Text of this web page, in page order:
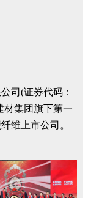
司(证券代码：
材集团旗下第一
维上市公司。